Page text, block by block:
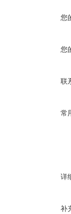
您
您
联
常
详
补